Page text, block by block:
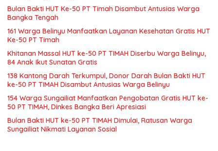
Bulan Bakti HUT Ke-50 PT Timah Disambut Antusias Warga
Bangka Tengah
161 Warga Belinyu Manfaatkan Layanan Kesehatan Gratis HUT
Ke-50 PT Timah
Khitanan Massal HUT ke-50 PT TIMAH Diserbu Warga Belinyu,
84 Anak Ikut Sunatan Gratis
138 Kantong Darah Terkumpul, Donor Darah Bulan Bakti HUT
ke-50 PT TIMAH Disambut Antusias Warga Belinyu
154 Warga Sungailiat Manfaatkan Pengobatan Gratis HUT ke-
50 PT TIMAH, Dinkes Bangka Beri Apresiasi
Bulan Bakti HUT ke-50 PT TIMAH Dimulai, Ratusan Warga
Sungailiat Nikmati Layanan Sosial